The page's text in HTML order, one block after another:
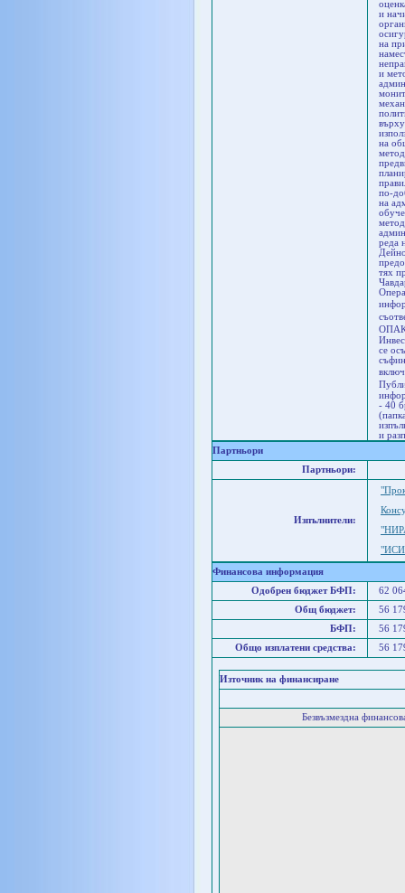
и
на
и
на
по-
на
реда
тях
ОПАК
се
- 40
и
Партньори
Партньори:
Изпълнители:
Финансова информация
Одобрен бюджет БФП:
62
Общ бюджет:
56
БФП:
56
Общо изплатени средства:
56
Източник на финансиране
Безвъзмездна